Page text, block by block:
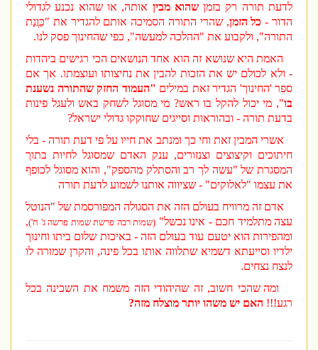
לדעת תורה רק בזמןשהוא מביןאותה, או שהוא נכנע לגדולי
הדור -כל הזמן, שהרי התורה הסמיכה אותם להגדיר את "כַּוֲנַת
התורה", ולקבוע את "ההלכה למעשה", כפי שהחינוך פסק לנו.
האמת היא שנושא זה הוא אחד הנושאים הכי רגישים ביהדות
- ולא לכולם יש את הזכות להבין את נחיצותו ועוצמתו. אך אם
ספר 'החינוך' הגדיר זאת במילים"העמוד החזק שהתורה נשענת
", מי יכול להקל בו ראש? מי מסוגל לשחק באש ולעגל פינות
בדעת תורה - ובהוראות וסייגים שחוקקו גדולי ישראל?
אשרי המבין זאת וחי כך ומנתב את חייו על פי דעת תורה - בלי
חיתוכים וקיצוצים וצנזורים, ענק האדם שמסוגל לחיות בתוך
המסגרת של "עשה לך רב והסתלק מהספק", והוא מסוגל לכופף
את עצמו "לאלוקים" - שציווה אותנו לשמוע לדעת תורה
אדם זה מרוויח בעולם הזה את הסגולה המפורסמת של "הנוטל
עצה מתלמיד חכם - אינו נכשל"(ש מות רבה פרשת שמות פרשה ג' ח') ,
ומהפירות הוא יטעם עוד בעולם הזה - באיכות שלום ביתו וחינוך
ילדיו וסייעתא דשמיא שתלווה אותו בכל פינה, והקרן שמורה לו
לנצח נצחים.
ומה שהכי חשוב, זה שהיהודי הזה משמח את השכינה בכל
רגע!!!האם יש משהו יותר מוצלח מזה?